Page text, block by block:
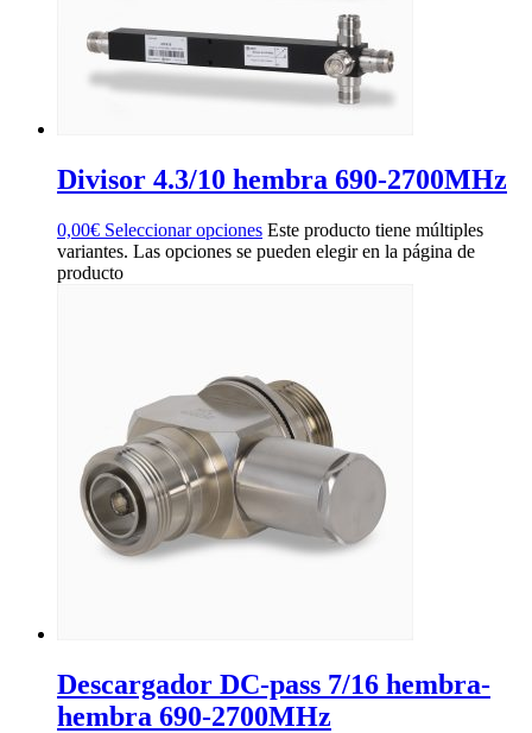
Divisor 4.3/10 hembra 690-2700MHz
0,00€ Seleccionar opciones Este producto tiene múltiples
variantes. Las opciones se pueden elegir en la página de
producto
Descargador DC-pass 7/16 hembra-
hembra 690-2700MHz